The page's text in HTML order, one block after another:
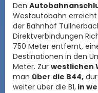
Den
Westautobahn
der Bahnhof
Direktverbindungen
750 Meter entfernt,
Destinationen in den
Meter. Zur westlichen
man über die B44,
weiter über die B1, in